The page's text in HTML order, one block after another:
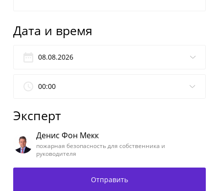
Дата и время
00:00
Эксперт
Денис Фон Мекк
пожарная безопасность для собственника и
руководителя
Отправить